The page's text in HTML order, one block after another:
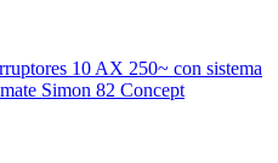
10 AX 250~ con sistema
Simon 82 Concept